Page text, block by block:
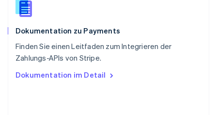
Dokumentation zu Payments
Finden Sie einen Leitfaden zum Integrieren der
Zahlungs-APIs von Stripe.
Dokumentation im Detail
English
Spanien
Thailand
Tschechische Republik
English
English